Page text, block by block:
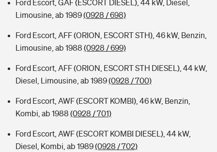
Ford Escort, GAF (ESCORT DIESEL), 44 kW, Diesel,
Limousine, ab 1989(0928 / 698)
Ford Escort, AFF (ORION, ESCORT STH), 46 kW, Benzin,
Limousine, ab 1988 (0928 / 699)
Ford Escort, AFF (ORION, ESCORT STH DIESEL), 44 kW,
Diesel, Limousine, ab 1989(0928 / 700)
Ford Escort, AWF (ESCORT KOMBI), 46 kW, Benzin,
Kombi, ab 1988 (0928 / 701)
Ford Escort, AWF (ESCORT KOMBI DIESEL), 44 kW,
Diesel, Kombi, ab 1989(0928 / 702)